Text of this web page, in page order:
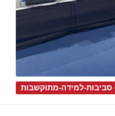
סביבות-למידה-מתוקשבות